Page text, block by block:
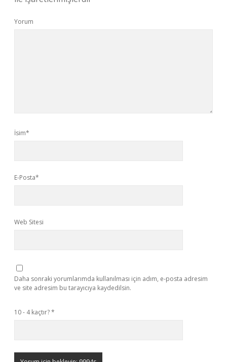
Yorum
İsim*
E-Posta*
Web Sitesi
Daha sonraki yorumlarımda kullanılması için adım, e-posta adresim
ve site adresim bu tarayıcıya kaydedilsin.
10 - 4 kaçtır?*